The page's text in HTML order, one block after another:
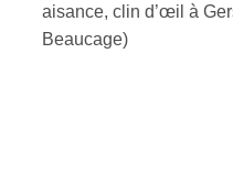
aisance, clin d’œil à
Beaucage)